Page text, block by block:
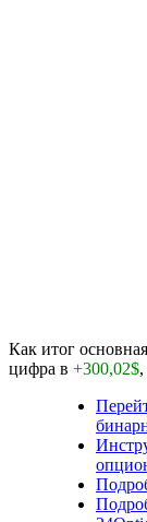
Как итог
цифра в +300,02$